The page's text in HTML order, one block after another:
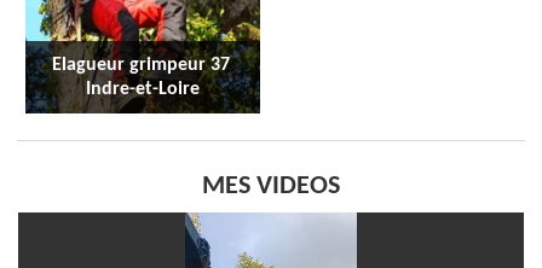
Elagueur grimpeur 37
Indre-et-Loire
MES VIDEOS